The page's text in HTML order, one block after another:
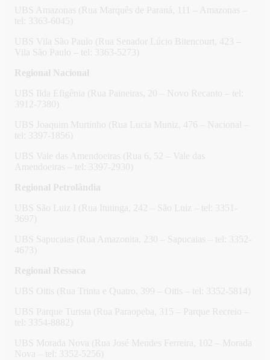
UBS Amazonas (Rua Marquês de Paraná, 111 – Amazonas –
tel: 3363-6045)
UBS Vila São Paulo (Rua Senador Lúcio Bitencourt, 423 –
Vila São Paulo – tel: 3363-5273)
Regional Nacional
UBS Ilda Efigênia (Rua Paineiras, 20 – Novo Recanto – tel:
3912-7380)
UBS Joaquim Murtinho (Rua Lucia Muniz, 476 – Nacional –
tel: 3397-1856)
UBS Vale das Amendoeiras (Rua 6, 52 – Vale das
Amendoeiras – tel: 3397-2930)
Regional Petrolândia
UBS São Luiz I (Rua Itutinga, 242 – São Luiz – tel: 3351-
3697)
UBS Sapucaias (Rua Amazonita, 230 – Sapucaias – tel: 3352-
4673)
Regional Ressaca
UBS Oitis (Rua Trinta e Quatro, 399 – Oitis – tel: 3352-5814)
UBS Parque Turista (Rua Paraopeba, 315 – Parque Recreio –
tel: 3354-8882)
UBS Morada Nova (Rua José Mendes Ferreira, 102 – Morada
Nova – tel: 3352-5256)